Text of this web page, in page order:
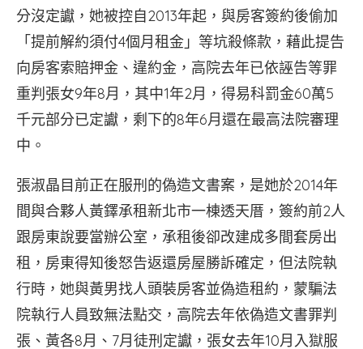
分沒定讞，她被控自2013年起，與房客簽約後偷加
「提前解約須付4個月租金」等坑殺條款，藉此提告
向房客索賠押金、違約金，高院去年已依誣告等罪
重判張女9年8月，其中1年2月，得易科罰金60萬5
千元部分已定讞，剩下的8年6月還在最高法院審理
中。
張淑晶目前正在服刑的偽造文書案，是她於2014年
間與合夥人黃鐸承租新北市一棟透天厝，簽約前2人
跟房東說要當辦公室，承租後卻改建成多間套房出
租，房東得知後怒告返還房屋勝訴確定，但法院執
行時，她與黃男找人頭裝房客並偽造租約，蒙騙法
院執行人員致無法點交，高院去年依偽造文書罪判
張、黃各8月、7月徒刑定讞，張女去年10月入獄服